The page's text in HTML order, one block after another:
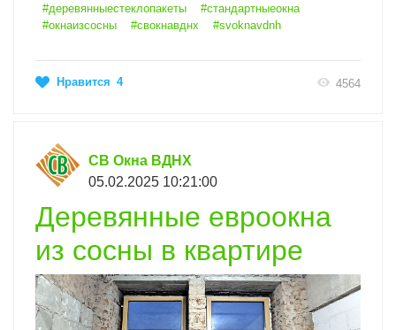
#деревянныестеклопакеты
#стандартныеокна
#окнаизсосны
#свокнавднх #svoknavdnh
Нравится 4 4564
СВ Окна ВДНХ
05.02.2025 10:21:00
Деревянные евроокна
из сосны в квартире